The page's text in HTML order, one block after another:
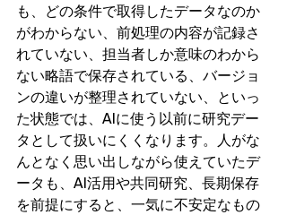
も、どの条件で取得したデータなのか
がわからない、前処理の内容が記録さ
れていない、担当者しか意味のわから
ない略語で保存されている、バージョ
ンの違いが整理されていない、といっ
た状態では、AIに使う以前に研究デー
タとして扱いにくくなります。人がな
んとなく思い出しながら使えていたデ
ータも、AI活用や共同研究、長期保存
を前提にすると、一気に不安定なもの